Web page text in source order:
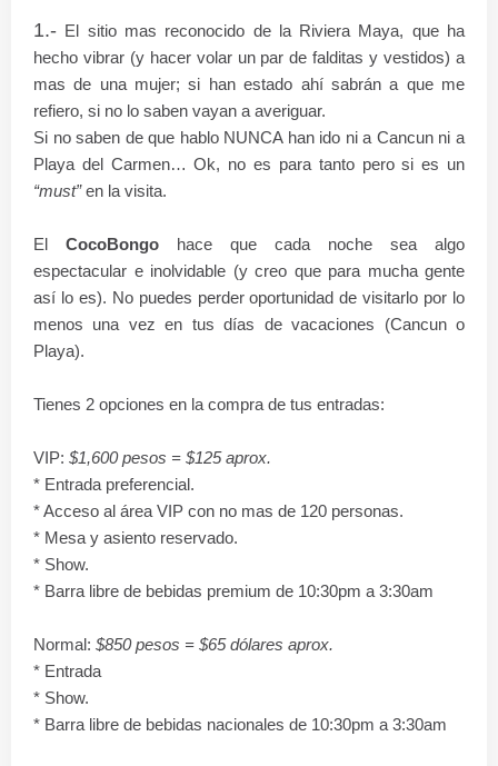
1.- El sitio mas reconocido de la Riviera Maya, que ha
hecho vibrar (y hacer volar un par de falditas y vestidos) a
mas de una mujer; si han estado ahí sabrán a que me
refiero, si no lo saben vayan a averiguar.
Si no saben de que hablo NUNCA han ido ni a Cancun ni a
Playa del Carmen… Ok, no es para tanto pero si es un
“must”en la visita.
El CocoBongo hace que cada noche sea algo
espectacular e inolvidable (y creo que para mucha gente
así lo es). No puedes perder oportunidad de visitarlo por lo
menos una vez en tus días de vacaciones (Cancun o
Playa).
Tienes 2 opciones en la compra de tus entradas:
VIP: $1,600 pesos = $125 aprox.
* Entrada preferencial.
* Acceso al área VIP con no mas de 120 personas.
* Mesa y asiento reservado.
* Show.
* Barra libre de bebidas premium de 10:30pm a 3:30am
Normal: $850 pesos = $65 dólares aprox.
* Entrada
* Show.
* Barra libre de bebidas nacionales de 10:30pm a 3:30am